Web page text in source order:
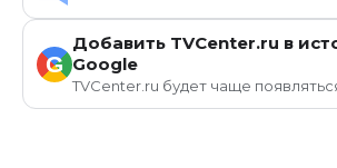
G
Добавить TVCenter.ru в
Google
TVCenter.ru будет чаще